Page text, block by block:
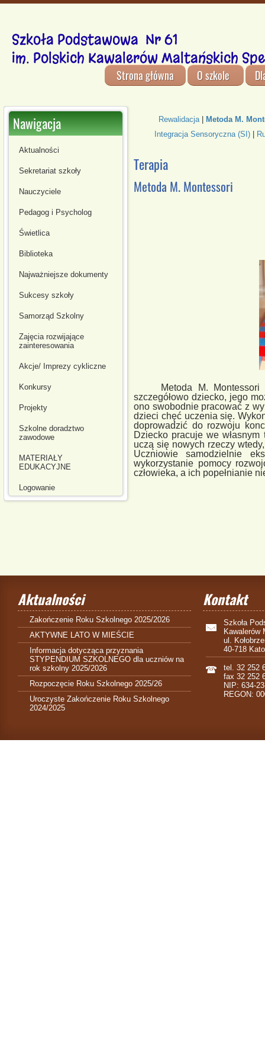
Szkoła Podstawowa Nr 61
im. Polskich Kawalerów Maltańskich
Strona główna O szkole
Nawigacja
Aktualności
Sekretariat szkoły
Nauczyciele
Pedagog i Psycholog
Świetlica
Biblioteka
Najważniejsze dokumenty
Sukcesy szkoły
Samorząd Szkolny
Zajęcia rozwijające
zainteresowania
Akcje/ Imprezy cykliczne
Konkursy
Projekty
Szkolne doradztwo
zawodowe
MATERIAŁY
EDUKACYJNE
Logowanie
Rewalidacja|
Metoda M.
Integracja Sensoryczna (SI)
Terapia
Metoda M. Montessori
Metoda M. Montessori
szczegółowo dziecko, jego
ono swobodnie pracować z
dzieci chęć uczenia się.
doprowadzić do rozwoju
Dziecko pracuje we
uczą się nowych rzeczy
Uczniowie samodzielnie
wykorzystanie pomocy
człowieka, a ich popełnianie
Aktualności
Zakończenie Roku Szkolnego 2025/2026
AKTYWNE LATO W MIEŚCIE
Informacja dotycząca przyznania
STYPENDIUM SZKOLNEGO dla uczniów na
rok szkolny 2025/2026
Rozpoczęcie Roku Szkolnego 2025/26
Uroczyste Zakończenie Roku Szkolnego
2024/2025
Kontakt
Szkoła
Kawalerów
ul.
40-718
tel. 32 252
fax 32 252
NIP: 634-
REGON: